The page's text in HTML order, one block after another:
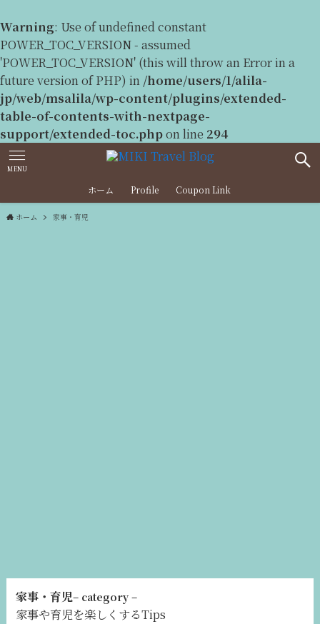
Warning: Use of undefined constant
POWER_TOC_VERSION - assumed
'POWER_TOC_VERSION' (this will throw an Error in a
future version of PHP) in /home/users/1/alila-
jp/web/msalila/wp-content/plugins/extended-
table-of-contents-with-nextpage-
support/extended-toc.phpon line 294
MENU
ホーム Profile Coupon Link
ホーム 家事・育児
家事・育児– category –
家事や育児を楽しくするTips